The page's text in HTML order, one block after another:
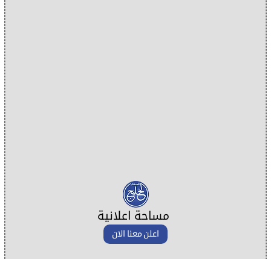
مساحة اعلانية
اعلن معنا الان